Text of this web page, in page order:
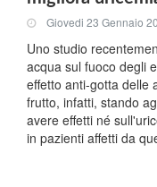
Giovedi 23 Gennaio
Uno studio
acqua sul fuoco degli
effetto anti-gotta delle
frutto, infatti, stando
avere effetti né
in pazienti affetti da